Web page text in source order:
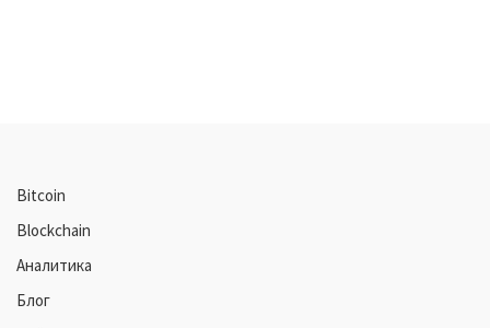
Bitcoin
Blockchain
Аналитика
Блог